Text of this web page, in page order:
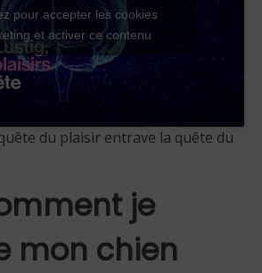
pour accepter les cookies
et activer ce contenu
du plaisir entrave la quête du
je
mon chien